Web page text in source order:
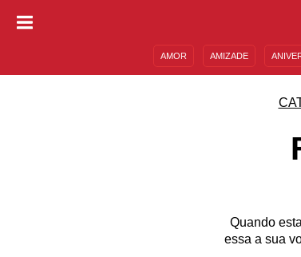
AMOR AMIZADE
Quando
essa a sua